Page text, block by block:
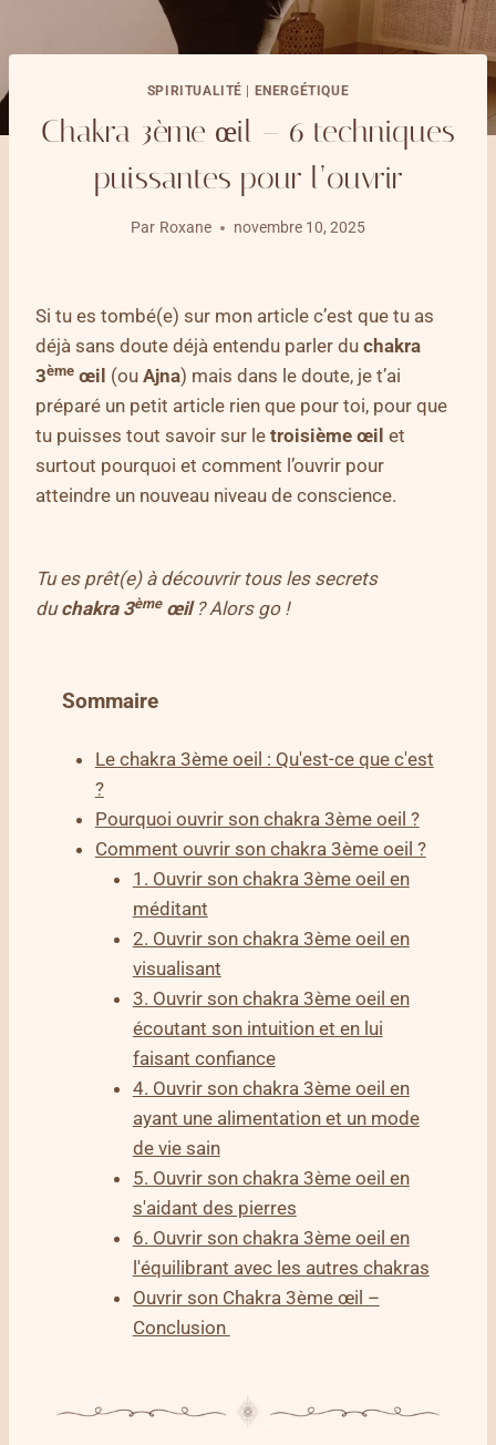
SPIRITUALITÉ | ENERGÉTIQUE
Chakra 3ème œil – 6 techniques
puissantes pour l’ouvrir
Par Roxane novembre 10, 2025
Si tu es tombé(e) sur mon article c’est que tu as
déjà sans doute déjà entendu parler du chakra
3ème œil (ou Ajna) mais dans le doute, je t’ai
préparé un petit article rien que pour toi, pour que
tu puisses tout savoir sur le troisième œil et
surtout pourquoi et comment l’ouvrir pour
atteindre un nouveau niveau de conscience.
Tu es prêt(e) à découvrir tous les secrets
duchakra 3èmeœil? Alors go !
Sommaire
Le chakra 3ème oeil : Qu'est-ce que c'est
?
Pourquoi ouvrir son chakra 3ème oeil ?
Comment ouvrir son chakra 3ème oeil ?
1. Ouvrir son chakra 3ème oeil en
méditant
2. Ouvrir son chakra 3ème oeil en
visualisant
3. Ouvrir son chakra 3ème oeil en
écoutant son intuition et en lui
faisant confiance
4. Ouvrir son chakra 3ème oeil en
ayant une alimentation et un mode
de vie sain
5. Ouvrir son chakra 3ème oeil en
s'aidant des pierres
6. Ouvrir son chakra 3ème oeil en
l'équilibrant avec les autres chakras
Ouvrir son Chakra 3ème œil –
Conclusion